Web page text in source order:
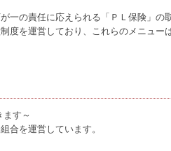
一の責任に応えられる「ＰＬ保険」の
度を運営しており、これらのメニュー
す～
合を運営しています。